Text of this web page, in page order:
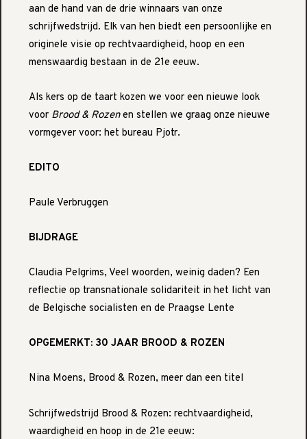
aan de hand van de drie winnaars van onze
schrijfwedstrijd. Elk van hen biedt een persoonlijke en
originele visie op rechtvaardigheid, hoop en een
menswaardig bestaan in de 21e eeuw.
Als kers op de taart kozen we voor een nieuwe look
voor Brood & Rozenen stellen we graag onze nieuwe
vormgever voor: het bureau Pjotr.
EDITO
Paule Verbruggen
BIJDRAGE
Claudia Pelgrims, Veel woorden, weinig daden? Een
reflectie op transnationale solidariteit in het licht van
de Belgische socialisten en de Praagse Lente
OPGEMERKT: 30 JAAR BROOD & ROZEN
Nina Moens, Brood & Rozen, meer dan een titel
Schrijfwedstrijd Brood & Rozen: rechtvaardigheid,
waardigheid en hoop in de 21e eeuw: